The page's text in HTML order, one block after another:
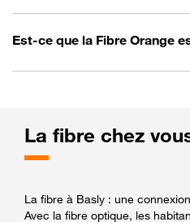
Est-ce que la Fibre Orange
La fibre chez
La fibre à Basly : une
Avec la fibre optique, les